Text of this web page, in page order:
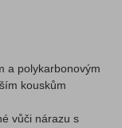
a polykarbonovým
kouskům
vůči nárazu s